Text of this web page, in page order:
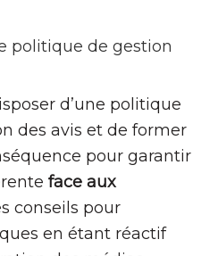
politique de gestion
d’une politique
des avis et de former
pour garantir
face aux
conseils pour
en étant réactif